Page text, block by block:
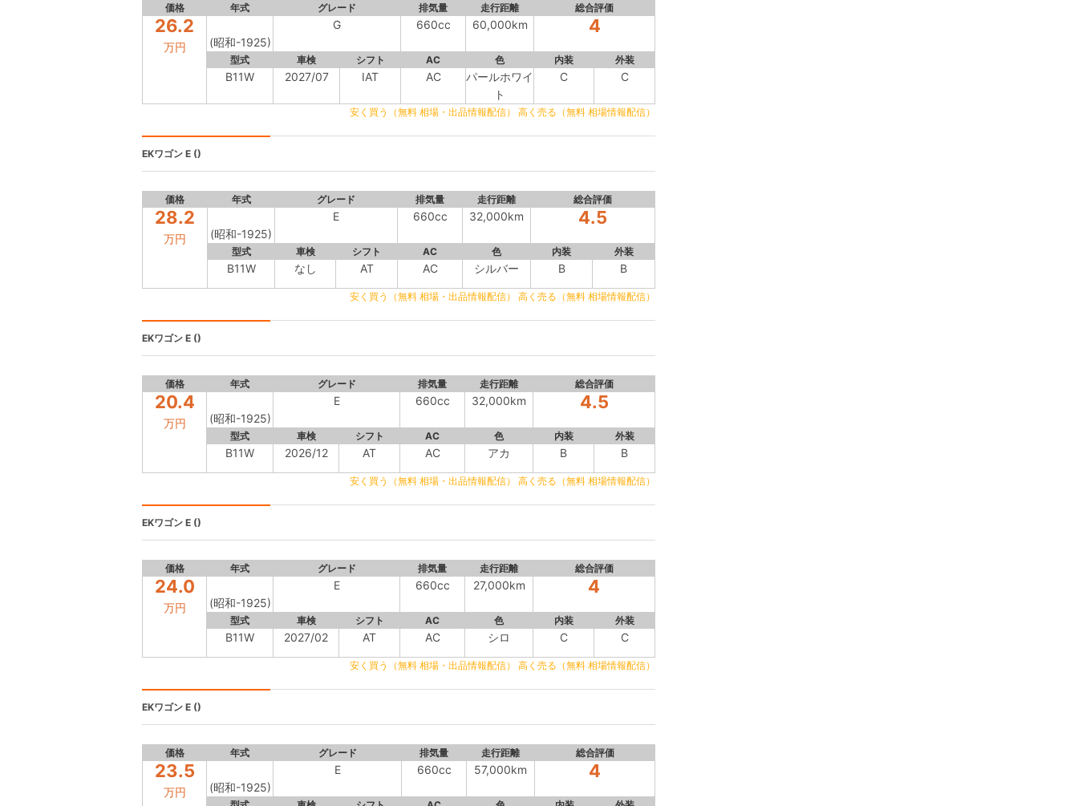
価格 年式 グレード 排気量 走行距離 総合評価
26.2
万円 (昭和-1925)
G 660cc 60,000km 4
型式 車検 シフト AC 色 内装 外装
B11W 2027/07 IAT AC
パールホワイ
ト
C C
安く買う（無料 相場・出品情報配信） 高く売る（無料 相場情報配信）
EKワゴン E ()
価格 年式 グレード 排気量 走行距離 総合評価
28.2
万円 (昭和-1925)
E 660cc 32,000km 4.5
型式 車検 シフト AC 色 内装 外装
B11W なし AT AC シルバー B B
安く買う（無料 相場・出品情報配信） 高く売る（無料 相場情報配信）
EKワゴン E ()
価格 年式 グレード 排気量 走行距離 総合評価
20.4
万円 (昭和-1925)
E 660cc 32,000km 4.5
型式 車検 シフト AC 色 内装 外装
B11W 2026/12 AT AC アカ B B
安く買う（無料 相場・出品情報配信） 高く売る（無料 相場情報配信）
EKワゴン E ()
価格 年式 グレード 排気量 走行距離 総合評価
24.0
万円 (昭和-1925)
E 660cc 27,000km 4
型式 車検 シフト AC 色 内装 外装
B11W 2027/02 AT AC シロ C C
安く買う（無料 相場・出品情報配信） 高く売る（無料 相場情報配信）
EKワゴン E ()
価格 年式 グレード 排気量 走行距離 総合評価
23.5
万円 (昭和-1925)
E 660cc 57,000km 4